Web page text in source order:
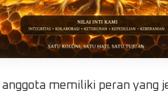
memiliki peran yang